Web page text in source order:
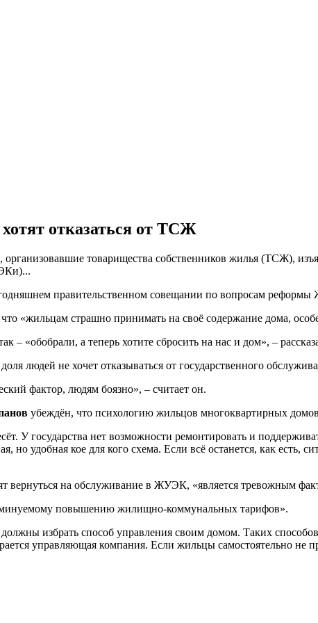
отказаться от ТСЖ
товарищества собственников жилья (ТСЖ),
правительственном совещании по вопросам
«жильцам страшно принимать на своё содержание дома,
«обобрали, а теперь хотите сбросить на нас и дом», –
людей не хочет отказываться от государственного
фактор, людям боязно», – считает он.
убеждён, что психологию жильцов многоквартирных
У государства нет возможности ремонтировать и
удобная кое для кого схема. Если всё останется, как есть,
на обслуживание в ЖУЭК, «является тревожным
повышению жилищно-коммунальных тарифов».
избрать способ управления своим домом. Таких
управляющая компания. Если жильцы самостоятельно не